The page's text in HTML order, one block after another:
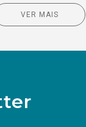
VER MAIS